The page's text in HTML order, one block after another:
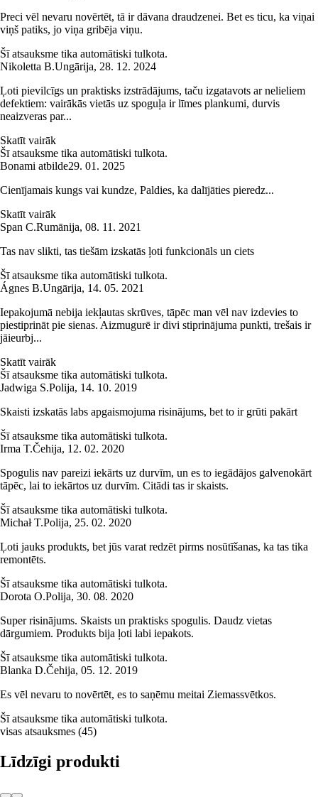
Preci vēl nevaru novērtēt, tā ir dāvana draudzenei. Bet es ticu, ka viņai
viņš patiks, jo viņa gribēja viņu.
Šī atsauksme tika automātiski tulkota.
Nikoletta B.Ungārija, 28. 12. 2024
Ļoti pievilcīgs un praktisks izstrādājums, taču izgatavots ar nelieliem
defektiem: vairākās vietās uz spoguļa ir līmes plankumi, durvis
neaizveras par...
Skatīt vairāk
Šī atsauksme tika automātiski tulkota.
Bonami atbilde29. 01. 2025
Cienījamais kungs vai kundze, Paldies, ka dalījāties pieredz...
Skatīt vairāk
Span C.Rumānija, 08. 11. 2021
Tas nav slikti, tas tiešām izskatās ļoti funkcionāls un ciets
Šī atsauksme tika automātiski tulkota.
Ágnes B.Ungārija, 14. 05. 2021
Iepakojumā nebija iekļautas skrūves, tāpēc man vēl nav izdevies to
piestiprināt pie sienas. Aizmugurē ir divi stiprinājuma punkti, trešais ir
jāieurbj...
Skatīt vairāk
Šī atsauksme tika automātiski tulkota.
Jadwiga S.Polija, 14. 10. 2019
Skaisti izskatās labs apgaismojuma risinājums, bet to ir grūti pakārt
Šī atsauksme tika automātiski tulkota.
Irma T.Čehija, 12. 02. 2020
Spogulis nav pareizi iekārts uz durvīm, un es to iegādājos galvenokārt
tāpēc, lai to iekārtos uz durvīm. Citādi tas ir skaists.
Šī atsauksme tika automātiski tulkota.
Michał T.Polija, 25. 02. 2020
Ļoti jauks produkts, bet jūs varat redzēt pirms nosūtīšanas, ka tas tika
remontēts.
Šī atsauksme tika automātiski tulkota.
Dorota O.Polija, 30. 08. 2020
Super risinājums. Skaists un praktisks spogulis. Daudz vietas
dārgumiem. Produkts bija ļoti labi iepakots.
Šī atsauksme tika automātiski tulkota.
Blanka D.Čehija, 05. 12. 2019
Es vēl nevaru to novērtēt, es to saņēmu meitai Ziemassvētkos.
Šī atsauksme tika automātiski tulkota.
visas atsauksmes (45)
Līdzīgi produkti